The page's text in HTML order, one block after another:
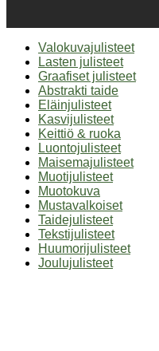
Valokuvajulisteet
Lasten julisteet
Graafiset julisteet
Abstrakti taide
Eläinjulisteet
Kasvijulisteet
Keittiö & ruoka
Luontojulisteet
Maisemajulisteet
Muotijulisteet
Muotokuva
Mustavalkoiset
Taidejulisteet
Tekstijulisteet
Huumorijulisteet
Joulujulisteet